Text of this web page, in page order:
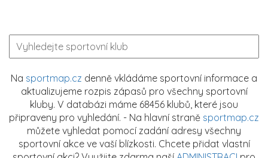
Na sportmap.cz denně vkládáme sportovní informace a
aktualizujeme rozpis zápasů pro všechny sportovní
kluby. V databázi máme 68456 klubů, které jsou
připraveny pro vyhledání. - Na hlavní straně sportmap.cz
můžete vyhledat pomocí zadání adresy všechny
sportovní akce ve vaší blízkosti. Chcete přidat vlastní